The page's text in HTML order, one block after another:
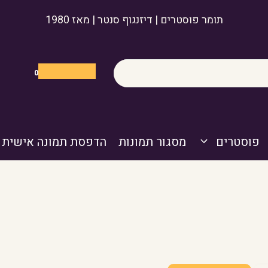
תומר פוסטרים | דיזנגוף סנטר | מאז 1980
0
פוסטרים מסגור תמונות הדפסת תמונה אישית